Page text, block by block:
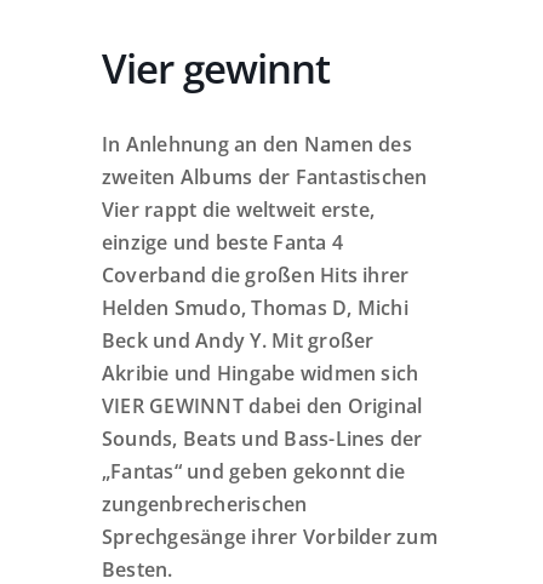
Vier gewinnt
In Anlehnung an den Namen des
zweiten Albums der Fantastischen
Vier rappt die weltweit erste,
einzige und beste Fanta 4
Coverband die großen Hits ihrer
Helden Smudo, Thomas D, Michi
Beck und Andy Y. Mit großer
Akribie und Hingabe widmen sich
VIER GEWINNT dabei den Original
Sounds, Beats und Bass-Lines der
„Fantas“ und geben gekonnt die
zungenbrecherischen
Sprechgesänge ihrer Vorbilder zum
Besten.